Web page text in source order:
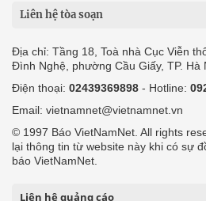
Liên hệ tòa soạn
Địa chỉ: Tầng 18, Toà nhà Cục Viễn
Đình Nghệ, phường Cầu Giấy, TP. Hà
Điện thoại: 02439369898 - Hotline:
Email: vietnamnet@vietnamnet.vn
© 1997 Báo VietNamNet. All rights
lại thông tin từ website này khi có sự
báo VietNamNet.
Liên hệ quảng cáo